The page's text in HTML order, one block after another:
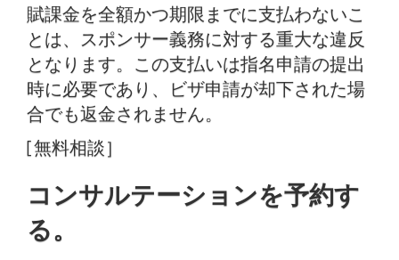
賦課金を全額かつ期限までに支払わないこ
とは、スポンサー義務に対する重大な違反
となります。この支払いは指名申請の提出
時に必要であり、ビザ申請が却下された場
合でも返金されません。
[無料相談］
コンサルテーションを予約す
る。